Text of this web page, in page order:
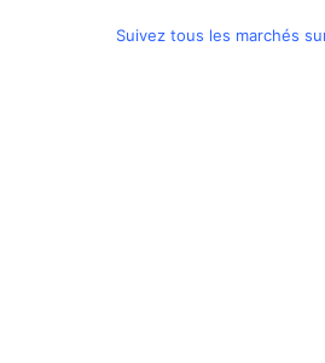
Suivez tous les marchés